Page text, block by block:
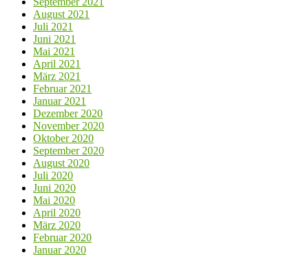
August 2021
Juli 2021
Juni 2021
Mai 2021
April 2021
März 2021
Februar 2021
Januar 2021
Dezember 2020
November 2020
Oktober 2020
September 2020
August 2020
Juli 2020
Juni 2020
Mai 2020
April 2020
März 2020
Februar 2020
Januar 2020